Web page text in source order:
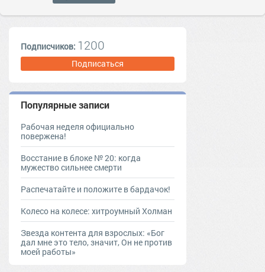
Подписчиков: 1200
Подписаться
Популярные записи
Рабочая неделя официально
повержена!
Восстание в блоке № 20: когда
мужество сильнее смерти
Распечатайте и положите в бардачок!
Колесо на колесе: хитроумный Холман
Звезда контента для взрослых: «Бог
дал мне это тело, значит, Он не против
моей работы»